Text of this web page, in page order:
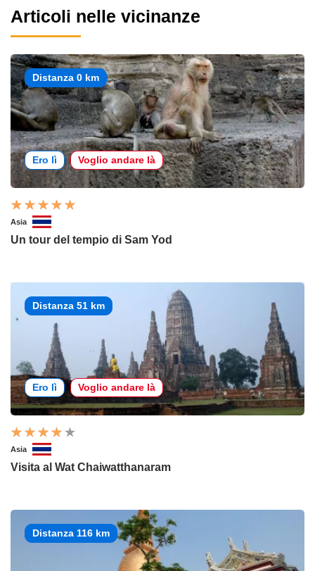
Articoli nelle vicinanze
Distanza 0 km
Ero lì Voglio andare là
Asia
Un tour del tempio di Sam Yod
Distanza 51 km
Ero lì Voglio andare là
Asia
Visita al Wat Chaiwatthanaram
Distanza 116 km